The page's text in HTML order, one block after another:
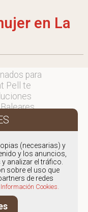
en La
para
Pell te
en
pedidos
el
del
(necesarias) y
y los anuncios,
analizar el tráfico.
sobre el uso que
de redes
Información Cookies.